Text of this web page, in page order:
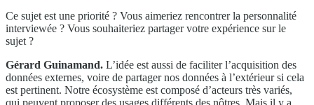
Ce sujet est une priorité ? Vous aimeriez rencontrer la personnalité
interviewée ? Vous souhaiteriez partager votre expérience sur le
sujet ?
Gérard Guinamand. L’idée est aussi de faciliter l’acquisition des
données externes, voire de partager nos données à l’extérieur si cela
est pertinent. Notre écosystème est composé d’acteurs très variés,
qui peuvent proposer des usages différents des nôtres. Mais il y a